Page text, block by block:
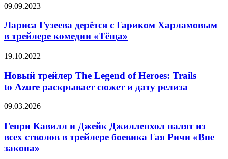
со
Ван
Дамма
Лариса
дерётся
Гариком
в
комедии
«Тёща»
09.09.2023
Лариса Гузеева дерётся с Гариком Харламовым
в трейлере комедии «Тёща»
Новый
The
Legend
of Heroes:
to Azure
сюжет
и дату
релиза
19.10.2022
Новый трейлер The Legend of Heroes: Trails
to Azure раскрывает сюжет и дату релиза
Генри
и
Джейк
Джилленхол
палят
09.03.2026
Генри Кавилл и Джейк Джилленхол палят из
всех стволов в трейлере боевика Гая Ричи «Вне
закона»